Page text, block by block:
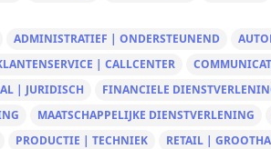
ADMINISTRATIEF | ONDERSTEUNEND
| CALLCENTER
| JURIDISCH FINANCIELE
MAATSCHAPPELIJKE DIENSTVERLENING
PRODUCTIE | TECHNIEK RETAIL |